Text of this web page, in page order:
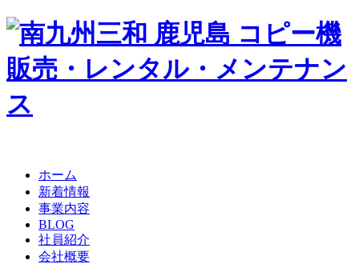
ホーム
新着情報
事業内容
BLOG
社員紹介
会社概要